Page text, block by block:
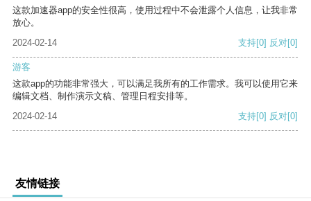
这款加速器app的安全性很高，使用过程中不会泄露个人信息，让我非常
放心。
2024-02-14
支持[0] 反对[0]
游客
这款app的功能非常强大，可以满足我所有的工作需求。我可以使用它来
编辑文档、制作演示文稿、管理日程安排等。
2024-02-14
支持[0] 反对[0]
友情链接